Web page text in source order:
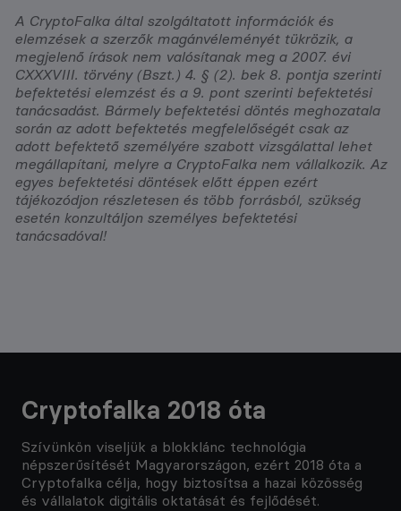
A CryptoFalka által szolgáltatott információk és
elemzések a szerzők magánvéleményét tükrözik, a
megjelenő írások nem valósítanak meg a 2007. évi
CXXXVIII. törvény (Bszt.) 4. § (2). bek 8. pontja szerinti
befektetési elemzést és a 9. pont szerinti befektetési
tanácsadást. Bármely befektetési döntés meghozatala
során az adott befektetés megfelelőségét csak az
adott befektető személyére szabott vizsgálattal lehet
megállapítani, melyre a CryptoFalka nem vállalkozik. Az
egyes befektetési döntések előtt éppen ezért
tájékozódjon részletesen és több forrásból, szükség
esetén konzultáljon személyes befektetési
tanácsadóval!
Cryptofalka 2018 óta
Szívünkön viseljük a blokklánc technológia
népszerűsítését Magyarországon, ezért 2018 óta a
Cryptofalka célja, hogy biztosítsa a hazai közösség
és vállalatok digitális oktatását és fejlődését.